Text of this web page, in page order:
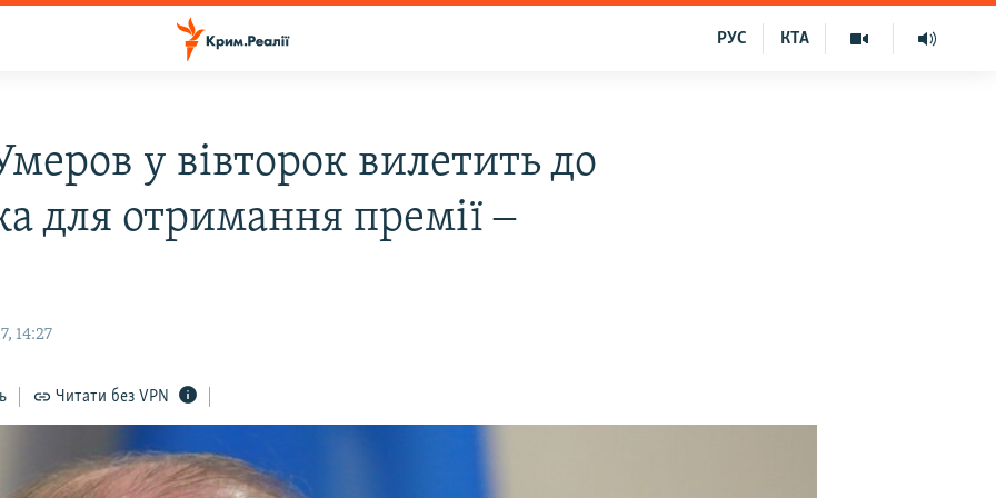
КТА
РУС
у вівторок вилетить до
для отримання премії ‒
14:27
Читати без VPN